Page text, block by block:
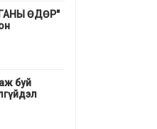
ӨДӨР"
буй